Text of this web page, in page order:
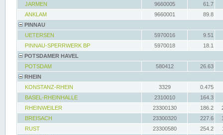
JARMEN
9660005
61.7
ANKLAM
9660001
89.8
PINNAU
UETERSEN
5970016
9.51
PINNAU-SPERRWERK BP
5970018
18.1
POTSDAMER HAVEL
POTSDAM
580412
26.63
RHEIN
KONSTANZ-RHEIN
3329
0.475
BASEL-RHEINHALLE
2310010
164.3
RHEINWEILER
23300130 186.2
BREISACH
23300320 227.6
RUST
23300580 254.2